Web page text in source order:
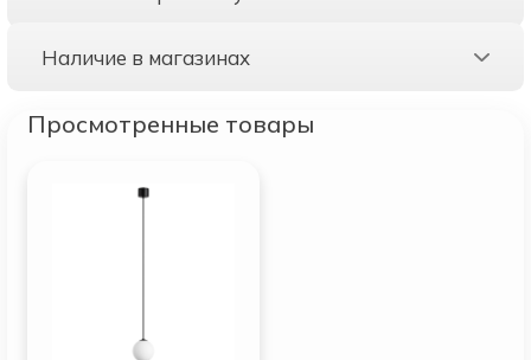
Наличие в магазинах
Просмотренные товары